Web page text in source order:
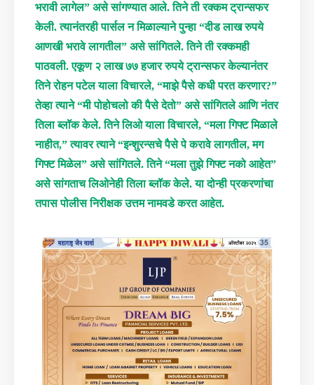
भरावी लागेल” असे सांगण्यात आले. तिने ती रक्कम ट्रान्सफर
केली. त्यानंतरही पार्सल न मिळाल्याने पुन्हा “दीड लाख रुपये
आणखी भरावे लागतील” असे सांगितले. तिने ती रक्कमही
पाठवली. एकूण २ लाख ७७ हजार रुपये ट्रान्सफर केल्यानंतर
तिने रोहन पटेल याला विचारले, “माझे पैसे कधी परत करणार?”
तेव्हा त्याने “मी पोहोचलो की पैसे देतो” असे सांगितले आणि नंतर
तिला ब्लॉक केले. तिने लिओ याला विचारले, “मला गिफ्ट मिळाले
नाहीत,” त्यावर त्याने “इन्शुरन्सचे पैसे पे करावे लागतील, मग
गिफ्ट मिळेल” असे सांगितले. तिने “मला तुझे गिफ्ट नको आहेत”
असे सांगताच लिओनेही तिला ब्लॉक केले. या दोन्ही प्रकरणांचा
तपास पोलीस निरीक्षक उत्तम नामवडे करत आहेत.